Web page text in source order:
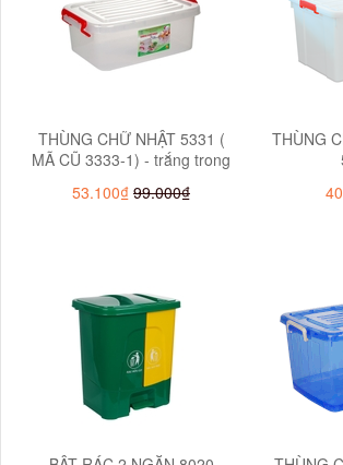
THÙNG CHỮ NHẬT 5331 (
MÃ CŨ 3333-1) - trắng trong
53.100₫ 99.000₫
THÙNG